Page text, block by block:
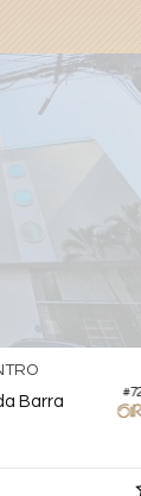
-CENTRO